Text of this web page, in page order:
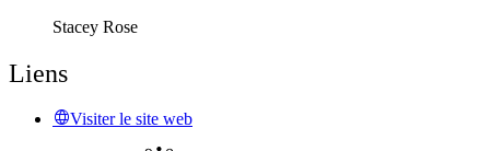
Stacey Rose
Liens
Visiter le site web